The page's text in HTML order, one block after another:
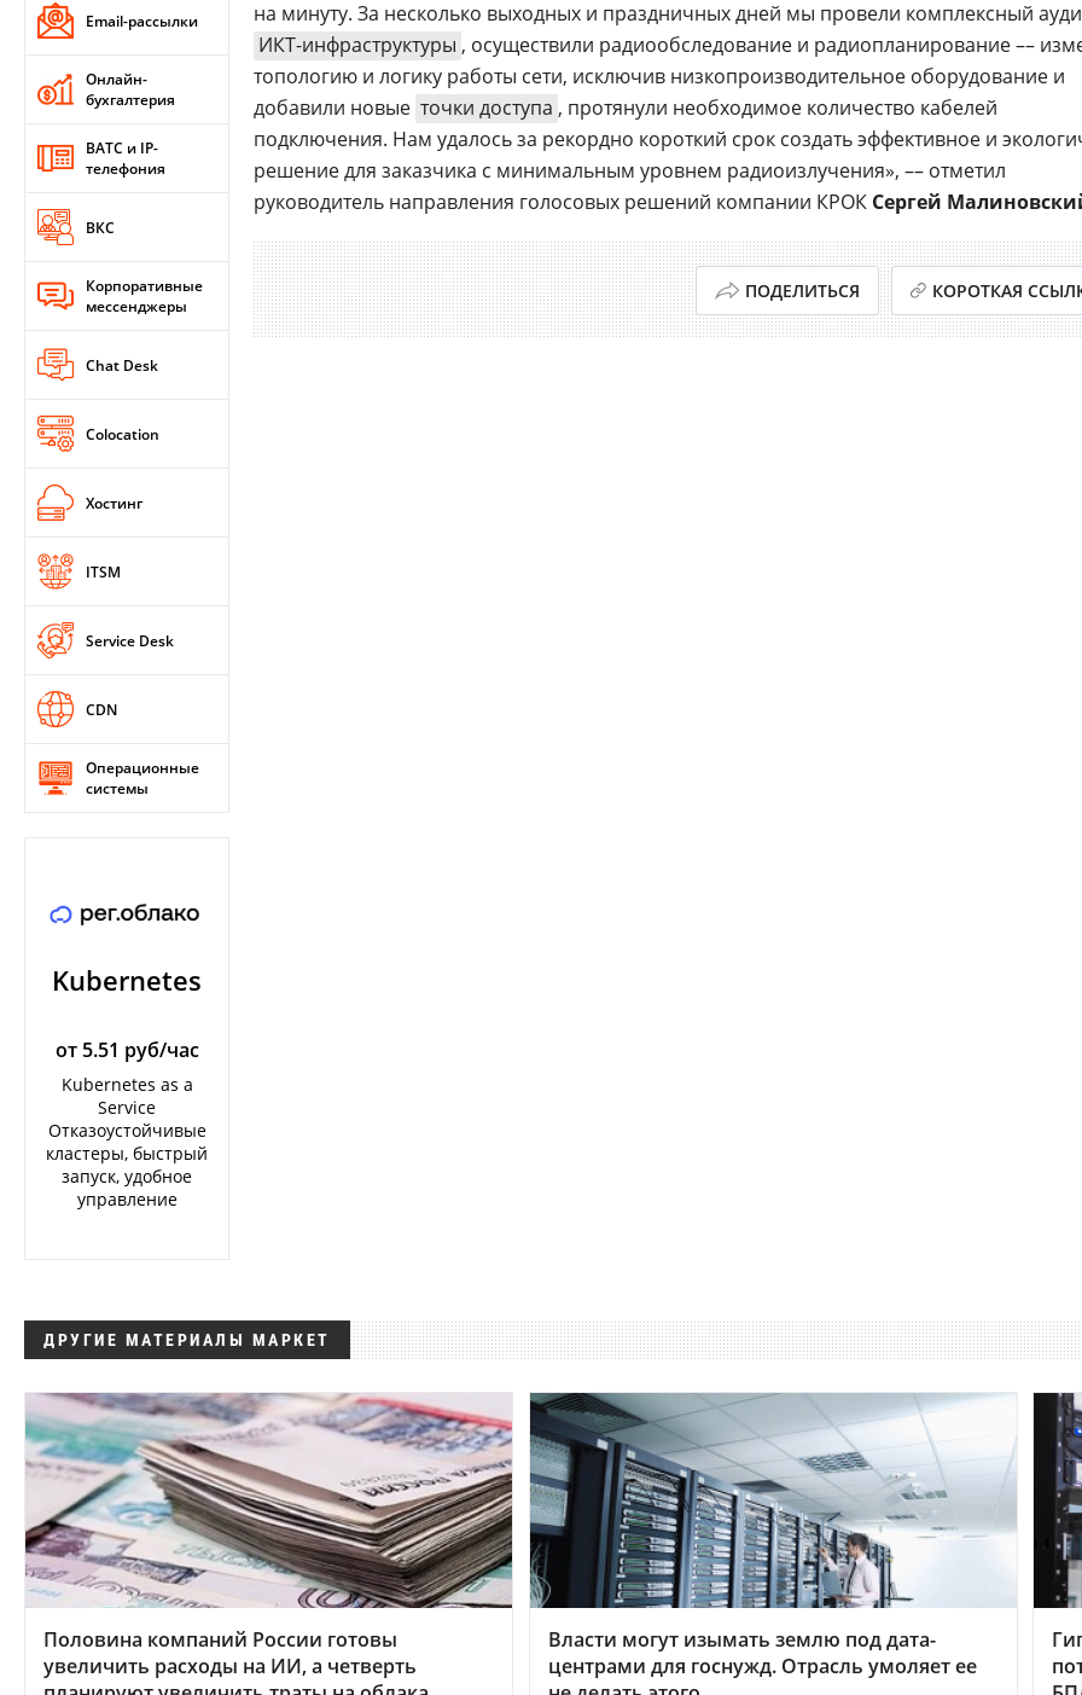
Email-рассылки
Онлайн-
бухгалтерия
ВАТС и IP-
телефония
ВКС
Корпоративные
мессенджеры
Chat Desk
Colocation
Хостинг
ITSM
Service Desk
CDN
Операционные
системы
Kubernetes
от 5.51 руб/час
Kubernetes as a
Service
Отказоустойчивые
кластеры, быстрый
запуск, удобное
управление
на минуту. За несколько выходных и праздничных дней мы провели комплексный
ИКТ-инфраструктуры , осуществили радиообследование и радиопланирование ––
топологию и логику работы сети, исключив низкопроизводительное оборудование и
добавили новые точки доступа , протянули необходимое количество кабелей
подключения. Нам удалось за рекордно короткий срок создать эффективное и
решение для заказчика с минимальным уровнем радиоизлучения», –– отметил
руководитель направления голосовых решений компании КРОК Сергей
ПОДЕЛИТЬСЯ КОРОТКАЯ
ДРУГИЕ МАТЕРИАЛЫ МАРКЕТ
Половина компаний России готовы
увеличить расходы на ИИ, а четверть
Власти могут изымать землю под дата-
центрами для госнужд. Отрасль умоляет ее